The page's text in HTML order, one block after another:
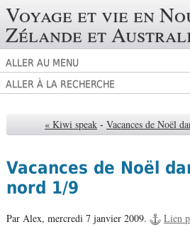
Voyage et vie en
Zélande et
ALLER AU MENU
ALLER À LA RECHERCHE
« Kiwi speak - Vacances de Noël
Vacances de Noël
nord 1/9
Par Alex, mercredi 7 janvier 2009.
Lien